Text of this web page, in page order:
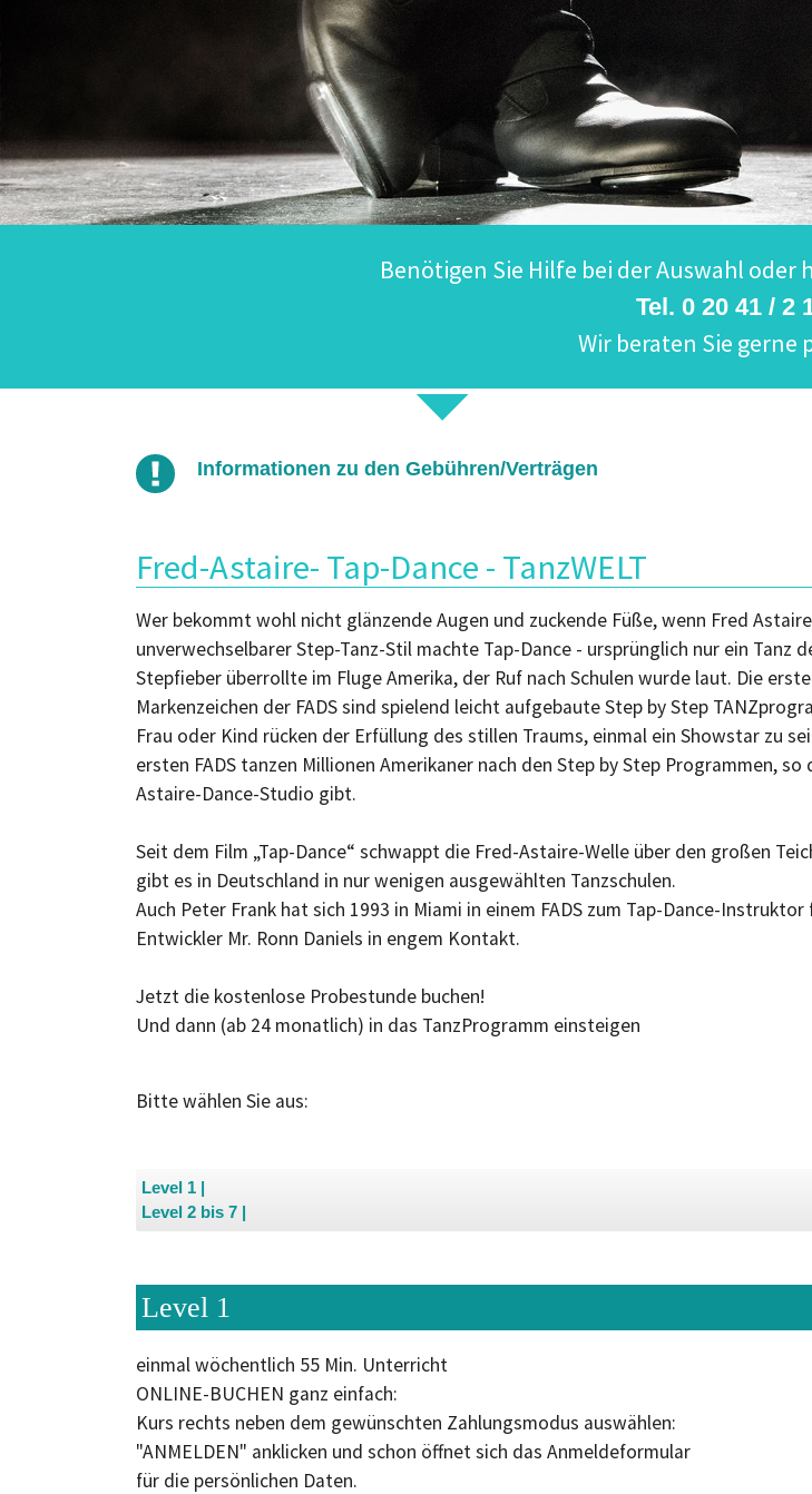
Benötigen Sie Hilfe bei der Auswahl oder
Tel. 0 20 41 / 2
Wir beraten Sie gerne
Informationen zu den Gebühren/Verträgen
Fred-Astaire- Tap-Dance - TanzWELT
Wer bekommt wohl nicht glänzende Augen und zuckende Füße, wenn Fred
unverwechselbarer Step-Tanz-Stil machte Tap-Dance - ursprünglich nur ein
Stepfieber überrollte im Fluge Amerika, der Ruf nach Schulen wurde laut. Die
Markenzeichen der FADS sind spielend leicht aufgebaute Step by Step
Frau oder Kind rücken der Erfüllung des stillen Traums, einmal ein Showstar zu
ersten FADS tanzen Millionen Amerikaner nach den Step by Step Programmen,
Astaire-Dance-Studio gibt.
Seit dem Film „Tap-Dance“ schwappt die Fred-Astaire-Welle über den großen
gibt es in Deutschland in nur wenigen ausgewählten Tanzschulen.
Auch Peter Frank hat sich 1993 in Miami in einem FADS zum Tap-Dance-
Entwickler Mr. Ronn Daniels in engem Kontakt.
Jetzt die kostenlose Probestunde buchen!
Und dann (ab 24 monatlich) in das TanzProgramm einsteigen
Bitte wählen Sie aus:
Level 1
Level 2 bis 7
Level 1
einmal wöchentlich 55 Min. Unterricht
ONLINE-BUCHEN ganz einfach:
Kurs rechts neben dem gewünschten Zahlungsmodus auswählen:
"ANMELDEN" anklicken und schon öffnet sich das Anmeldeformular
für die persönlichen Daten.